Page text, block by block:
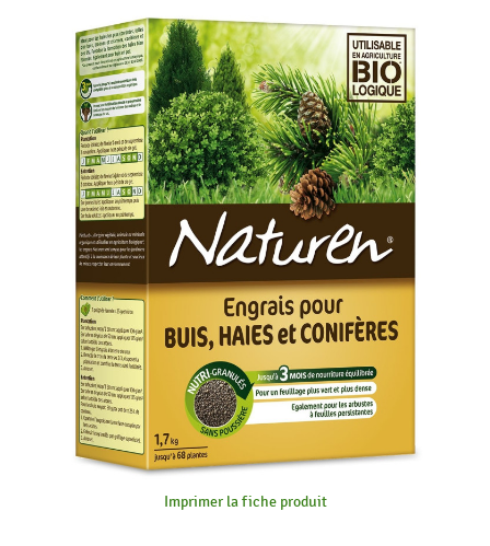
Imprimer la fiche produit